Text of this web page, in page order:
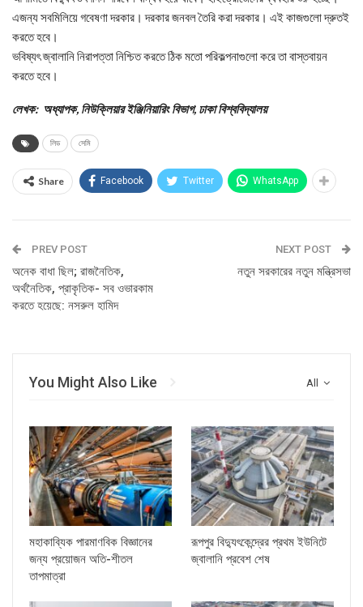
এজন্য সবমিলিয়ে গবেষণা দরকার। দরকার জনবল তৈরি করা দরকার। এই কাজগুলো দ্রুতই
করতে হবে।
ভবিষ্যৎ জ্বালানি নিরাপত্তা নিশ্চিত করতে ঠিক মতো পরিকল্পনাগুলো করে তা বাস্তবায়ন
করতে হবে।
লেখক: অধ্যাপক, নিউক্লিয়ার ইঞ্জিনিয়ারিং বিভাগ, ঢাকা বিশ্ববিদ্যালয়
লিড সেমি
Share Facebook Twitter WhatsApp
PREV POST
অনেক বাধা ছিল; রাজনৈতিক,
অর্থনৈতিক, প্রাকৃতিক- সব ওভারকাম
করতে হয়েছে: নসরুল হামিদ
NEXT POST
নতুন সরকারের নতুন মন্ত্রিসভা
All
You Might Also Like
মহাকাব্যিক পারমাণবিক বিজ্ঞানের
জন্য প্রয়োজন অতি-শীতল
তাপমাত্রা
রূপপুর বিদ্যুৎকেন্দ্রের প্রথম ইউনিটে
জ্বালানি প্রবেশ শেষ